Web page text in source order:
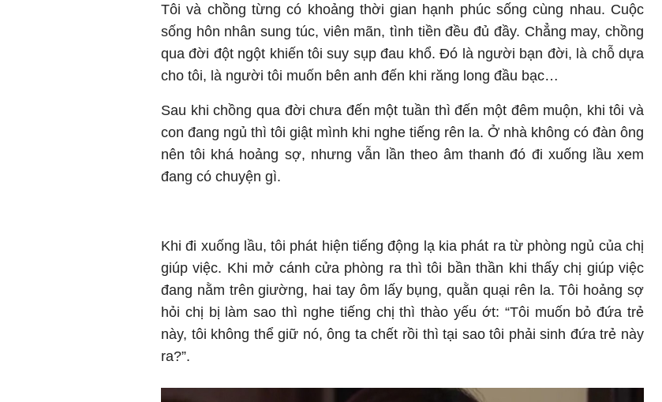
Tôi và chồng từng có khoảng thời gian hạnh phúc sống cùng nhau. Cuộc
sống hôn nhân sung túc, viên mãn, tình tiền đều đủ đầy. Chẳng may, chồng
qua đời đột ngột khiến tôi suy sụp đau khổ. Đó là người bạn đời, là chỗ dựa
cho tôi, là người tôi muốn bên anh đến khi răng long đầu bạc…
Sau khi chồng qua đời chưa đến một tuần thì đến một đêm muộn, khi tôi và
con đang ngủ thì tôi giật mình khi nghe tiếng rên la. Ở nhà không có đàn ông
nên tôi khá hoảng sợ, nhưng vẫn lần theo âm thanh đó đi xuống lầu xem
đang có chuyện gì.
Khi đi xuống lầu, tôi phát hiện tiếng động lạ kia phát ra từ phòng ngủ của chị
giúp việc. Khi mở cánh cửa phòng ra thì tôi bần thần khi thấy chị giúp việc
đang nằm trên giường, hai tay ôm lấy bụng, quằn quại rên la. Tôi hoảng sợ
hỏi chị bị làm sao thì nghe tiếng chị thì thào yếu ớt: “Tôi muốn bỏ đứa trẻ
này, tôi không thể giữ nó, ông ta chết rồi thì tại sao tôi phải sinh đứa trẻ này
ra?”.